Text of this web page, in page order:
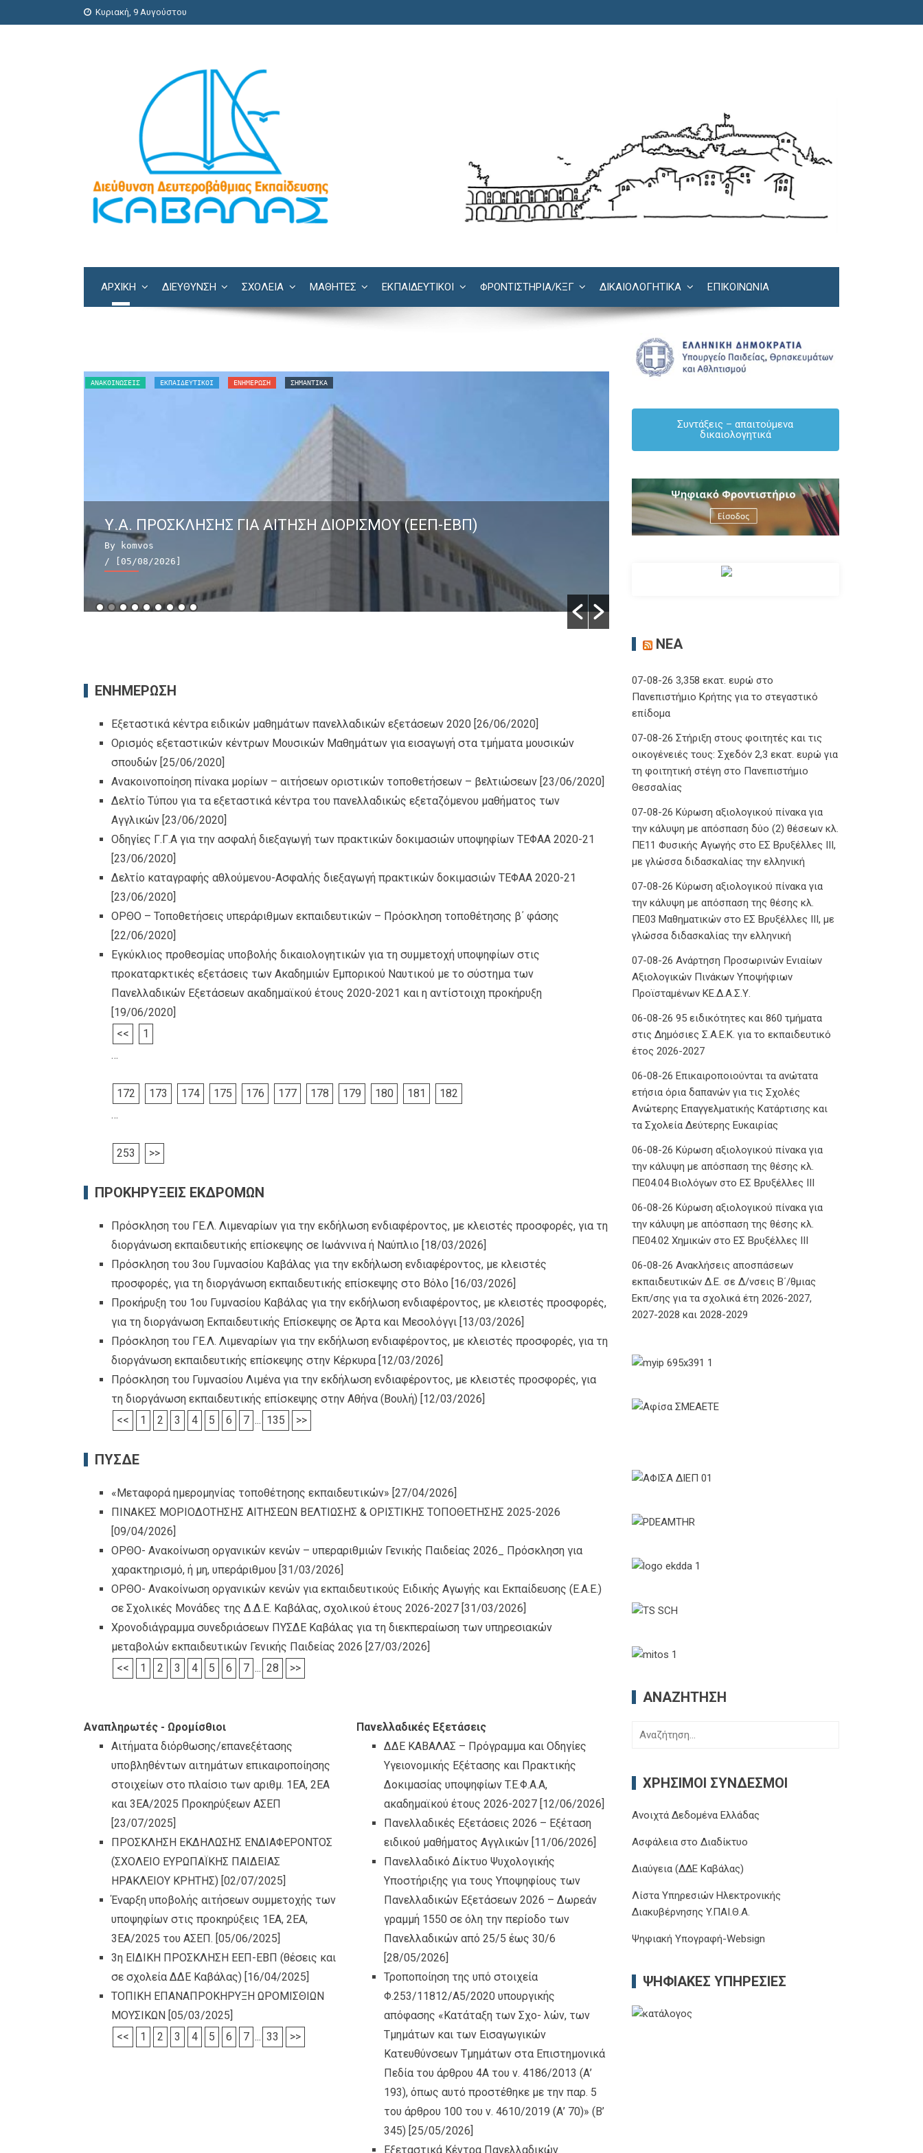
Κυριακή, 9 Αυγούστου
ΑΡΧΙΚΗ ΔΙΕΎΘΥΝΣΗ ΣΧΟΛΕΊΑ ΜΑΘΗΤΕΣ ΕΚΠΑΙΔΕΥΤΙΚΟΙ ΦΡΟΝΤΙΣΤΉΡΙΑ/KΞΓ ΔΙΚΑΙΟΛΟΓΗΤΙΚΆ ΕΠΙΚΟΙΝΩΝΊΑ
ΑΝΑΚΟΙΝΏΣΕΙΣ ΕΚΠΑΙΔΕΥΤΙΚΟΙ ΕΝΗΜΕΡΩΣΗ ΣΗΜΑΝΤΙΚΆ
Υ.Α. ΠΡΟΣΚΛΗΣΗΣ ΓΙΑ ΑΙΤΗΣΗ ΔΙΟΡΙΣΜΟΥ (ΕΕΠ-ΕΒΠ)
By komvos
/ [05/08/2026]
ΠΡΟΣΟΧΗ – ΑΝΑΚΟΙΝΟΠΟΙΗΣΗ – Πίνακες
By Δημήτριος Κουκουλάκης
ΕΝΗΜΕΡΩΣΗ
Εξεταστικά κέντρα ειδικών μαθημάτων πανελλαδικών εξετάσεων 2020 [26/06/2020]
Ορισμός εξεταστικών κέντρων Μουσικών Μαθημάτων για εισαγωγή στα τμήματα μουσικών
σπουδών [25/06/2020]
Ανακοινοποίηση πίνακα μορίων – αιτήσεων οριστικών τοποθετήσεων – βελτιώσεων [23/06/2020]
Δελτίο Τύπου για τα εξεταστικά κέντρα του πανελλαδικώς εξεταζόμενου μαθήματος των
Αγγλικών [23/06/2020]
Οδηγίες Γ.Γ.Α για την ασφαλή διεξαγωγή των πρακτικών δοκιμασιών υποψηφίων ΤΕΦΑΑ 2020-21
[23/06/2020]
Δελτίο καταγραφής αθλούμενου-Ασφαλής διεξαγωγή πρακτικών δοκιμασιών ΤΕΦΑΑ 2020-21
[23/06/2020]
ΟΡΘΟ – Τοποθετήσεις υπεράριθμων εκπαιδευτικών – Πρόσκληση τοποθέτησης β΄ φάσης
[22/06/2020]
Εγκύκλιος προθεσμίας υποβολής δικαιολογητικών για τη συμμετοχή υποψηφίων στις
προκαταρκτικές εξετάσεις των Ακαδημιών Εμπορικού Ναυτικού με το σύστημα των
Πανελλαδικών Εξετάσεων ακαδημαϊκού έτους 2020-2021 και η αντίστοιχη προκήρυξη
[19/06/2020]
<<
1
…
172 173 174 175 176 177 178 179 180 181
182
…
253 >>
ΠΡΟΚΗΡΥΞΕΙΣ ΕΚΔΡΟΜΩΝ
Πρόσκληση του ΓΕ.Λ. Λιμεναρίων για την εκδήλωση ενδιαφέροντος, με κλειστές προσφορές, για τη
διοργάνωση εκπαιδευτικής επίσκεψης σε Ιωάννινα ή Ναύπλιο [18/03/2026]
Πρόσκληση του 3ου Γυμνασίου Καβάλας για την εκδήλωση ενδιαφέροντος, με κλειστές
προσφορές, για τη διοργάνωση εκπαιδευτικής επίσκεψης στο Βόλο [16/03/2026]
Προκήρυξη του 1ου Γυμνασίου Καβάλας για την εκδήλωση ενδιαφέροντος, με κλειστές προσφορές,
για τη διοργάνωση Εκπαιδευτικής Επίσκεψης σε Άρτα και Μεσολόγγι [13/03/2026]
Πρόσκληση του ΓΕ.Λ. Λιμεναρίων για την εκδήλωση ενδιαφέροντος, με κλειστές προσφορές, για τη
διοργάνωση εκπαιδευτικής επίσκεψης στην Κέρκυρα [12/03/2026]
Πρόσκληση του Γυμνασίου Λιμένα για την εκδήλωση ενδιαφέροντος, με κλειστές προσφορές, για
τη διοργάνωση εκπαιδευτικής επίσκεψης στην Αθήνα (Βουλή) [12/03/2026]
<<
1 2 3 4 5 6 7 ... 135 >>
ΠΥΣΔΕ
«Μεταφορά ημερομηνίας τοποθέτησης εκπαιδευτικών» [27/04/2026]
ΠΙΝΑΚΕΣ ΜΟΡΙΟΔΟΤΗΣΗΣ ΑΙΤΗΣΕΩΝ ΒΕΛΤΙΩΣΗΣ & ΟΡΙΣΤΙΚΗΣ ΤΟΠΟΘΕΤΗΣΗΣ 2025-2026
[09/04/2026]
ΟΡΘΟ- Ανακοίνωση οργανικών κενών – υπεραριθμιών Γενικής Παιδείας 2026_ Πρόσκληση για
χαρακτηρισμό, ή μη, υπεράριθμου [31/03/2026]
ΟΡΘΟ- Ανακοίνωση οργανικών κενών για εκπαιδευτικούς Ειδικής Αγωγής και Εκπαίδευσης (Ε.Α.Ε.)
σε Σχολικές Μονάδες της Δ.Δ.Ε. Καβάλας, σχολικού έτους 2026-2027 [31/03/2026]
Χρονοδιάγραμμα συνεδριάσεων ΠΥΣΔΕ Καβάλας για τη διεκπεραίωση των υπηρεσιακών
μεταβολών εκπαιδευτικών Γενικής Παιδείας 2026 [27/03/2026]
<<
1 2 3 4 5 6 7 ... 28 >>
Αναπληρωτές - Ωρομίσθιοι
Αιτήματα διόρθωσης/επανεξέτασης
υποβληθέντων αιτημάτων επικαιροποίησης
στοιχείων στο πλαίσιο των αριθμ. 1ΕΑ, 2ΕΑ
και 3ΕΑ/2025 Προκηρύξεων ΑΣΕΠ
[23/07/2025]
ΠΡΟΣΚΛΗΣΗ ΕΚΔΗΛΩΣΗΣ ΕΝΔΙΑΦΕΡΟΝΤΟΣ
(ΣΧΟΛΕΙΟ ΕΥΡΩΠΑΪΚΗΣ ΠΑΙΔΕΙΑΣ
ΗΡΑΚΛΕΙΟΥ ΚΡΗΤΗΣ) [02/07/2025]
Έναρξη υποβολής αιτήσεων συμμετοχής των
υποψηφίων στις προκηρύξεις 1ΕΑ, 2ΕΑ,
3ΕΑ/2025 του ΑΣΕΠ. [05/06/2025]
3η ΕΙΔΙΚΗ ΠΡΟΣΚΛΗΣΗ ΕΕΠ-ΕΒΠ (θέσεις και
σε σχολεία ΔΔΕ Καβάλας) [16/04/2025]
ΤΟΠΙΚΗ ΕΠΑΝΑΠΡΟΚΗΡΥΞΗ ΩΡΟΜΙΣΘΙΩΝ
ΜΟΥΣΙΚΩΝ [05/03/2025]
<<
1 2 3 4 5 6 7 ... 33 >>
Πανελλαδικές Εξετάσεις
ΔΔΕ ΚΑΒΑΛΑΣ – Πρόγραμμα και Οδηγίες
Υγειονομικής Εξέτασης και Πρακτικής
Δοκιμασίας υποψηφίων T.Ε.Φ.Α.Α,
ακαδημαϊκού έτους 2026-2027 [12/06/2026]
Πανελλαδικές Εξετάσεις 2026 – Εξέταση
ειδικού μαθήματος Αγγλικών [11/06/2026]
Πανελλαδικό Δίκτυο Ψυχολογικής
Υποστήριξης για τους Υποψηφίους των
Πανελλαδικών Εξετάσεων 2026 – Δωρεάν
γραμμή 1550 σε όλη την περίοδο των
Πανελλαδικών από 25/5 έως 30/6
[28/05/2026]
Τροποποίηση της υπό στοιχεία
Φ.253/11812/Α5/2020 υπουργικής
απόφασης «Κατάταξη των Σχο- λών, των
Τμημάτων και των Εισαγωγικών
Κατευθύνσεων Τμημάτων στα Επιστημονικά
Πεδία του άρθρου 4Α του ν. 4186/2013 (Α’
193), όπως αυτό προστέθηκε με την παρ. 5
του άρθρου 100 του ν. 4610/2019 (Α’ 70)» (Β’
345) [25/05/2026]
Εξεταστικά Κέντρα Πανελλαδικών
Συντάξεις – απαιτούμενα
δικαιολογητικά
ΝΈΑ
07-08-26 3,358 εκατ. ευρώ στο
Πανεπιστήμιο Κρήτης για το στεγαστικό
επίδομα
07-08-26 Στήριξη στους φοιτητές και τις
οικογένειές τους: Σχεδόν 2,3 εκατ. ευρώ για
τη φοιτητική στέγη στο Πανεπιστήμιο
Θεσσαλίας
07-08-26 Κύρωση αξιολογικού πίνακα για
την κάλυψη με απόσπαση δύο (2) θέσεων κλ.
ΠΕ11 Φυσικής Αγωγής στο ΕΣ Βρυξέλλες ΙΙΙ,
με γλώσσα διδασκαλίας την ελληνική
07-08-26 Κύρωση αξιολογικού πίνακα για
την κάλυψη με απόσπαση της θέσης κλ.
ΠΕ03 Μαθηματικών στο ΕΣ Βρυξέλλες ΙΙΙ, με
γλώσσα διδασκαλίας την ελληνική
07-08-26 Ανάρτηση Προσωρινών Ενιαίων
Αξιολογικών Πινάκων Υποψήφιων
Προϊσταμένων ΚΕ.Δ.Α.Σ.Υ.
06-08-26 95 ειδικότητες και 860 τμήματα
στις Δημόσιες Σ.Α.Ε.Κ. για το εκπαιδευτικό
έτος 2026-2027
06-08-26 Επικαιροποιούνται τα ανώτατα
ετήσια όρια δαπανών για τις Σχολές
Ανώτερης Επαγγελματικής Κατάρτισης και
τα Σχολεία Δεύτερης Ευκαιρίας
06-08-26 Κύρωση αξιολογικού πίνακα για
την κάλυψη με απόσπαση της θέσης κλ.
ΠΕ04.04 Βιολόγων στο ΕΣ Βρυξέλλες ΙΙΙ
06-08-26 Κύρωση αξιολογικού πίνακα για
την κάλυψη με απόσπαση της θέσης κλ.
ΠΕ04.02 Χημικών στο ΕΣ Βρυξέλλες ΙΙΙ
06-08-26 Ανακλήσεις αποσπάσεων
εκπαιδευτικών Δ.Ε. σε Δ/νσεις Β΄/θμιας
Εκπ/σης για τα σχολικά έτη 2026-2027,
2027-2028 και 2028-2029
ΑΝΑΖΉΤΗΣΗ
Αναζήτηση
ΧΡΉΣΙΜΟΙ ΣΎΝΔΕΣΜΟΙ
Ανοιχτά Δεδομένα Ελλάδας
Ασφάλεια στο Διαδίκτυο
Διαύγεια (ΔΔΕ Καβάλας)
Λίστα Υπηρεσιών Ηλεκτρονικής
Διακυβέρνησης Y.ΠΑΙ.Θ.Α.
Ψηφιακή Υπογραφή-Websign
ΨΗΦΙΑΚΈΣ ΥΠΗΡΕΣΊΕΣ